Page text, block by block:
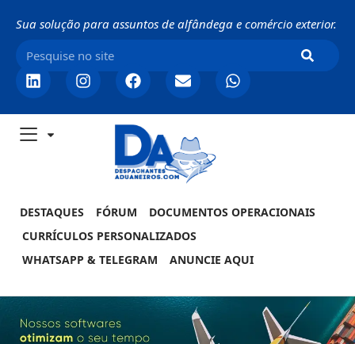
Sua solução para assuntos de alfândega e comércio exterior.
DESTAQUES FÓRUM
DOCUMENTOS OPERACIONAIS
CURRÍCULOS PERSONALIZADOS
WHATSAPP & TELEGRAM
ANUNCIE AQUI